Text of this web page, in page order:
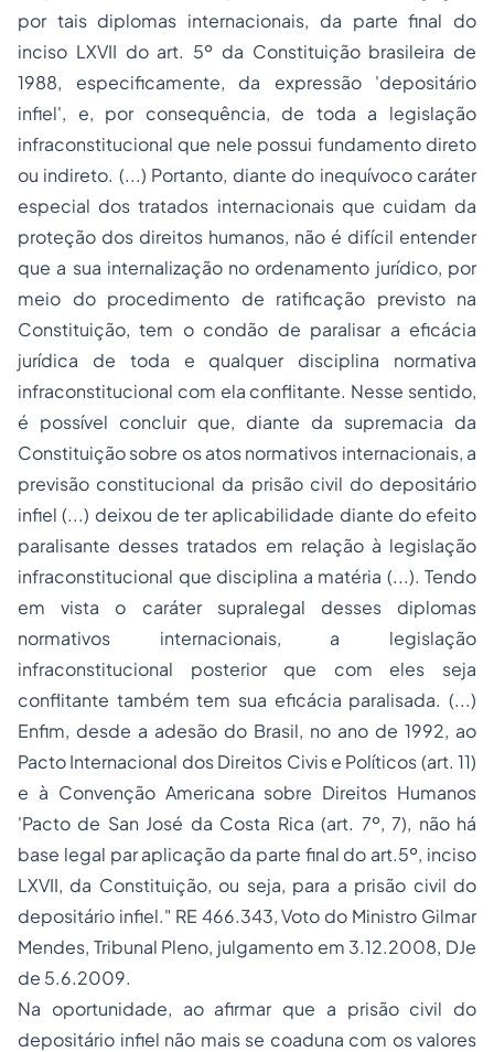
por tais diplomas internacionais, da parte final do
inciso LXVII do art. 5º da Constituição brasileira de
1988, especificamente, da expressão 'depositário
infiel', e, por consequência, de toda a legislação
infraconstitucional que nele possui fundamento direto
ou indireto. (...) Portanto, diante do inequívoco caráter
especial dos tratados internacionais que cuidam da
proteção dos direitos humanos, não é difícil entender
que a sua internalização no ordenamento jurídico, por
meio do procedimento de ratificação previsto na
Constituição, tem o condão de paralisar a eficácia
jurídica de toda e qualquer disciplina normativa
infraconstitucional com ela conflitante. Nesse sentido,
é possível concluir que, diante da supremacia da
Constituição sobre os atos normativos internacionais, a
previsão constitucional da prisão civil do depositário
infiel (...) deixou de ter aplicabilidade diante do efeito
paralisante desses tratados em relação à legislação
infraconstitucional que disciplina a matéria (...). Tendo
em vista o caráter supralegal desses diplomas
normativos internacionais, a legislação
infraconstitucional posterior que com eles seja
conflitante também tem sua eficácia paralisada. (...)
Enfim, desde a adesão do Brasil, no ano de 1992, ao
Pacto Internacional dos Direitos Civis e Políticos (art. 11)
e à Convenção Americana sobre Direitos Humanos
'Pacto de San José da Costa Rica (art. 7º, 7), não há
base legal par aplicação da parte final do art.5º, inciso
LXVII, da Constituição, ou seja, para a prisão civil do
depositário infiel." RE 466.343, Voto do Ministro Gilmar
Mendes, Tribunal Pleno, julgamento em 3.12.2008, DJe
de 5.6.2009.
Na oportunidade, ao afirmar que a prisão civil do
depositário infiel não mais se coaduna com os valores